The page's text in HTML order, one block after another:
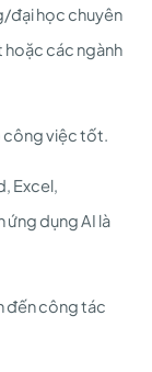
đại học chuyên
hoặc các ngành
công việc tốt.
Excel,
ứng dụng AI là
đến công tác